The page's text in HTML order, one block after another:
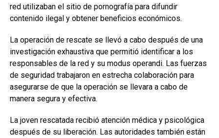
red utilizaban el sitio de pornografía para difundir
contenido ilegal y obtener beneficios económicos.
La operación de rescate se llevó a cabo después de una
investigación exhaustiva que permitió identificar a los
responsables de la red y su modus operandi. Las fuerzas
de seguridad trabajaron en estrecha colaboración para
asegurarse de que la operación se llevara a cabo de
manera segura y efectiva.
La joven rescatada recibió atención médica y psicológica
después de su liberación. Las autoridades también están